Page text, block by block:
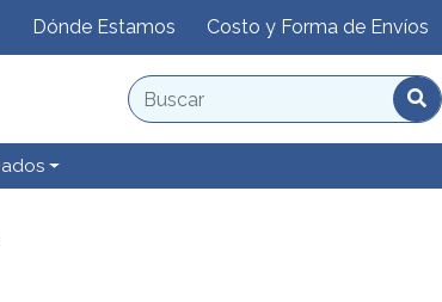
Dónde Estamos Costo y Forma de Envíos